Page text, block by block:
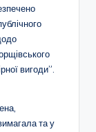
вигоди”.
та у